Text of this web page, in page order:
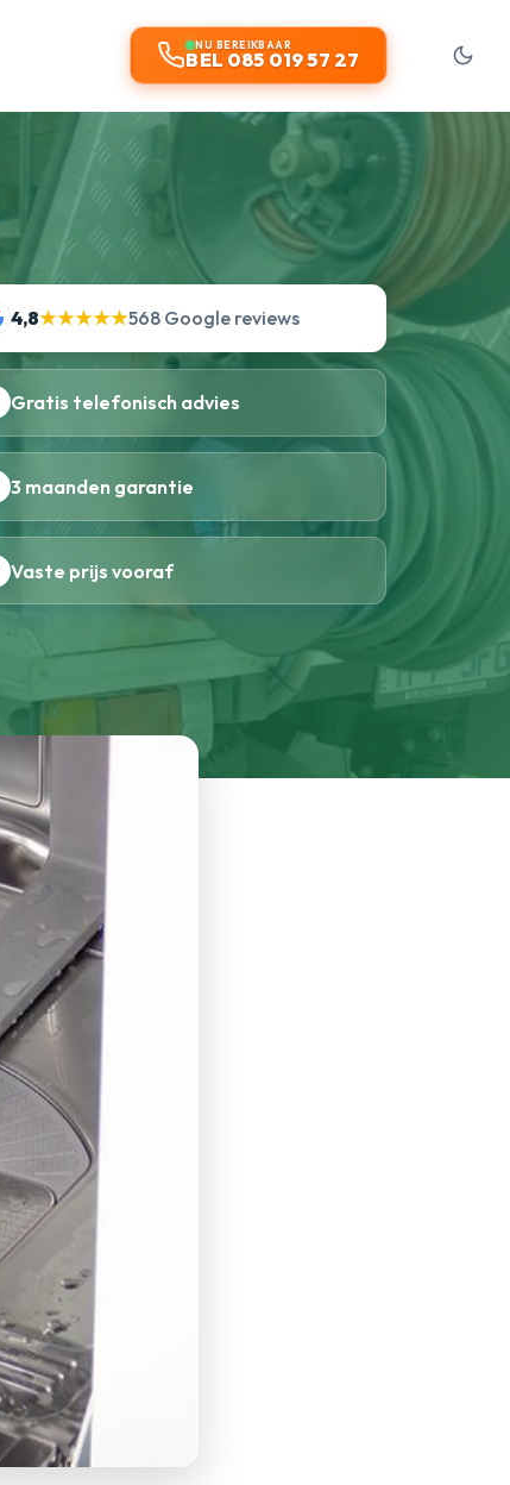
NU BEREIKBAAR
BEL 085 019 57 27
4,8★★★★★568 Google reviews
Gratis telefonisch advies
3 maanden garantie
Vaste prijs vooraf